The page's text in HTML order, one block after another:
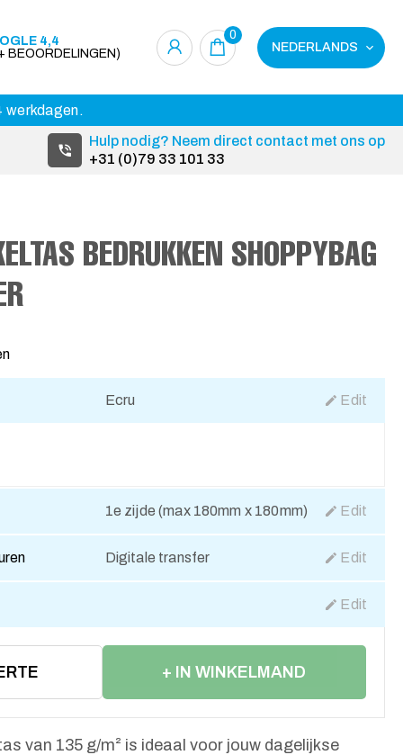
4,4
BEOORDELINGEN)
0
NEDERLANDS
werkdagen.
Hulp nodig? Neem direct contact met ons op
+31 (0)79 33 101 33
BEDRUKKEN SHOPPYBAG
Ecru Edit
1e zijde (max 180mm x 180mm) Edit
Digitale transfer Edit
Edit
+ IN WINKELMAND
van 135 g/m² is ideaal voor jouw dagelijkse